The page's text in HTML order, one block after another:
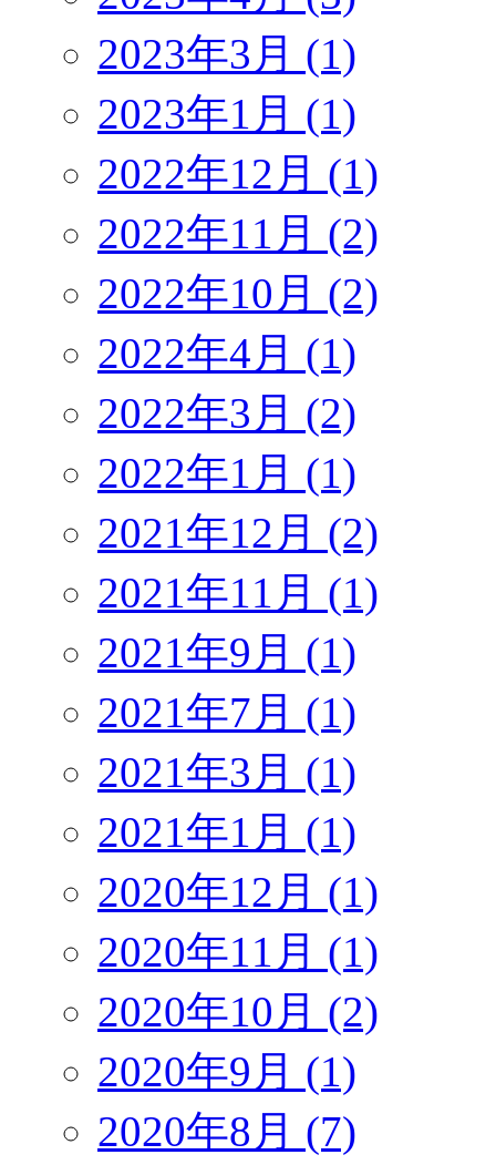
2023年3月 (1)
2023年1月 (1)
2022年12月 (1)
2022年11月 (2)
2022年10月 (2)
2022年4月 (1)
2022年3月 (2)
2022年1月 (1)
2021年12月 (2)
2021年11月 (1)
2021年9月 (1)
2021年7月 (1)
2021年3月 (1)
2021年1月 (1)
2020年12月 (1)
2020年11月 (1)
2020年10月 (2)
2020年9月 (1)
2020年8月 (7)